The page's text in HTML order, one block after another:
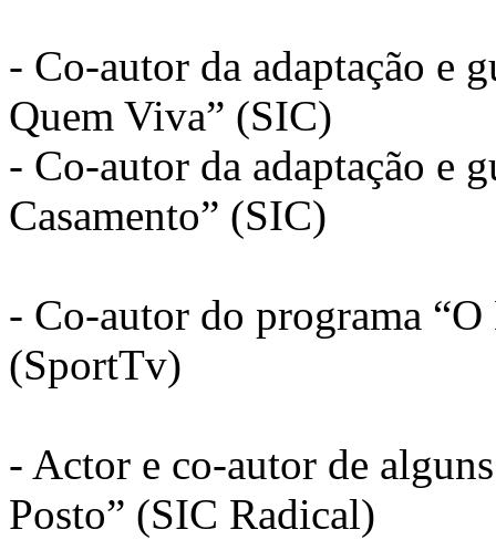
- Co-autor da adaptação e
Quem Viva” (SIC)
- Co-autor da adaptação e
Casamento” (SIC)
- Co-autor do programa
(SportTv)
- Actor e co-autor de
Posto” (SIC Radical)